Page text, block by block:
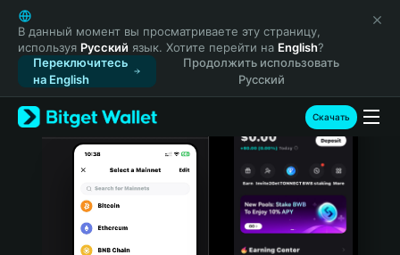
English
日本語
Tiếng Việt
Русский
Español (Latinoamérica)
Türkçe
Italiano
Português (Portugal)
В данный момент вы просматриваете эту страницу,
используя Русский язык. Хотите перейти на English?
Переключитесь
на English
Продолжить использовать
Русский
Скачать